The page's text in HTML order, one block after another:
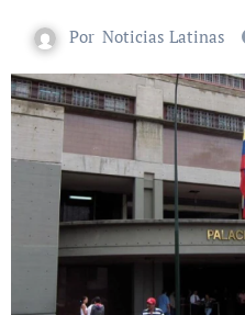
Por Noticias Latinas